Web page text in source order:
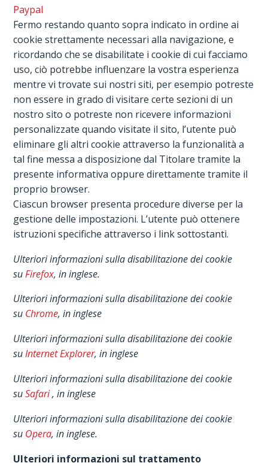
Paypal
Fermo restando quanto sopra indicato in ordine ai
cookie strettamente necessari alla navigazione, e
ricordando che se disabilitate i cookie di cui facciamo
uso, ciò potrebbe influenzare la vostra esperienza
mentre vi trovate sui nostri siti, per esempio potreste
non essere in grado di visitare certe sezioni di un
nostro sito o potreste non ricevere informazioni
personalizzate quando visitate il sito, l’utente può
eliminare gli altri cookie attraverso la funzionalità a
tal fine messa a disposizione dal Titolare tramite la
presente informativa oppure direttamente tramite il
proprio browser.
Ciascun browser presenta procedure diverse per la
gestione delle impostazioni. L’utente può ottenere
istruzioni specifiche attraverso i link sottostanti.
Ulteriori informazioni sulla disabilitazione dei cookie
suFirefox, in inglese.
Ulteriori informazioni sulla disabilitazione dei cookie
su Chrome, in inglese
Ulteriori informazioni sulla disabilitazione dei cookie
suInternet Explorer, in inglese
Ulteriori informazioni sulla disabilitazione dei cookie
suSafari, in inglese
Ulteriori informazioni sulla disabilitazione dei cookie
su Opera, in inglese.
Ulteriori informazioni sul trattamento